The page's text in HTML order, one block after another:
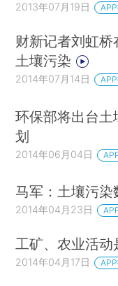
2013年07月19日
财新记者刘虹桥
土壤污染
2014年07月14日
环保部将出台
划
2014年06月04日
马军：土壤污
2014年04月23日
工矿、农业活动
2014年04月17日